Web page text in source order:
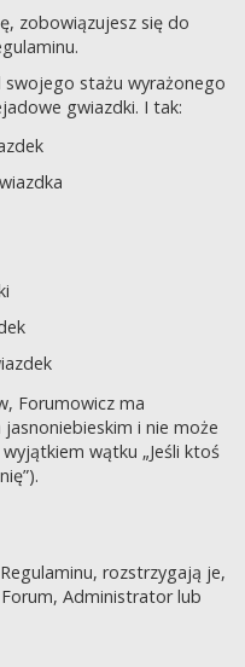
zobowiązujesz się do
swojego stażu wyrażonego
gwiazdki. I tak:
Forumowicz ma
i nie może
wątku „Jeśli ktoś
rozstrzygają je,
Administrator lub